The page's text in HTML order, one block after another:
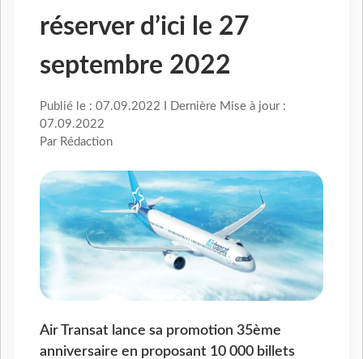
réserver d’ici le 27
septembre 2022
Publié le : 07.09.2022 I Dernière Mise à jour :
07.09.2022
Par Rédaction
Air Transat lance sa promotion 35ème
anniversaire en proposant 10 000 billets